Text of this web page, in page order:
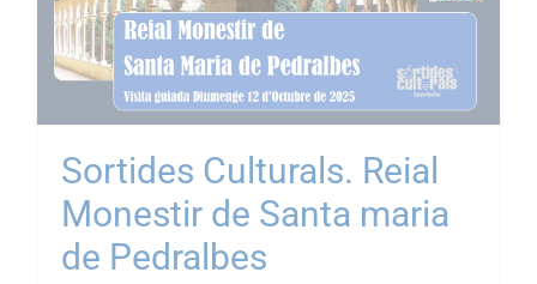
Sortides Culturals. Reial
Monestir de Santa maria
de Pedralbes